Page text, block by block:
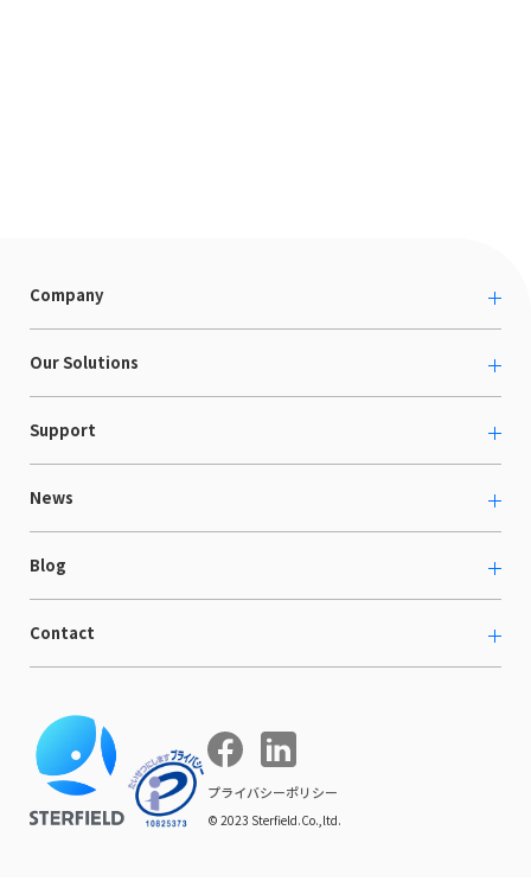
Company
About us
カルチャー
採用情報
Our Solutions
越境ECコンサルティング
Shopee支援
LaunchCart
海外向けホームページ制作
COMPE NAVI
Support
お役立ち資料
セミナー情報
News
プレスリリース
イベント
ニュース
Blog
ECブログ
開発ブログ
イベントレポート
Contact
プライバシーポリシー
© 2023 Sterfield.Co.,ltd.